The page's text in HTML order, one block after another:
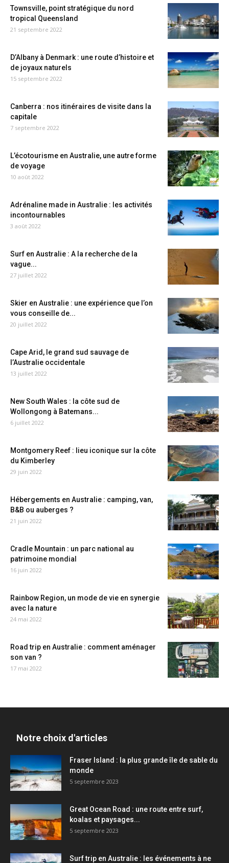
Townsville, point stratégique du nord
tropical Queensland
21 septembre 2022
D’Albany à Denmark : une route d’histoire et
de joyaux naturels
15 septembre 2022
Canberra : nos itinéraires de visite dans la
capitale
7 septembre 2022
L’écotourisme en Australie, une autre forme
de voyage
10 août 2022
Adrénaline made in Australie : les activités
incontournables
3 août 2022
Surf en Australie : A la recherche de la
vague...
27 juillet 2022
Skier en Australie : une expérience que l’on
vous conseille de...
20 juillet 2022
Cape Arid, le grand sud sauvage de
l’Australie occidentale
13 juillet 2022
New South Wales : la côte sud de
Wollongong à Batemans...
6 juillet 2022
Montgomery Reef : lieu iconique sur la côte
du Kimberley
29 juin 2022
Hébergements en Australie : camping, van,
B&B ou auberges ?
21 juin 2022
Cradle Mountain : un parc national au
patrimoine mondial
16 juin 2022
Rainbow Region, un mode de vie en synergie
avec la nature
24 mai 2022
Road trip en Australie : comment aménager
son van ?
17 mai 2022
Notre choix d'articles
Fraser Island : la plus grande île de sable du
monde
5 septembre 2023
Great Ocean Road : une route entre surf,
koalas et paysages...
5 septembre 2023
Surf trip en Australie : les événements à ne